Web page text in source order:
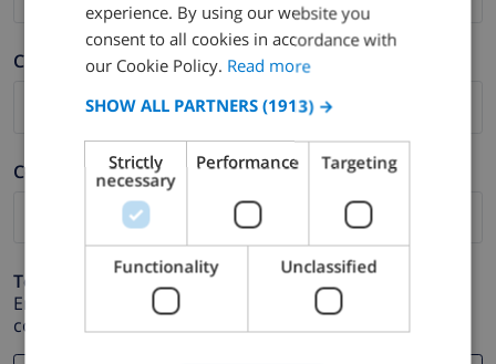
Cognom *
Correu electrònic *
Telèfon *
En cas que la direcció de correu electrònic no funcioni
correctament.
DUTCH
CATALAN
ITALIAN
DANISH
NORWEGIAN
experience. By using our website you
consent to all cookies in accordance with
our Cookie Policy. Read more
SHOW ALL PARTNERS (1913) →
Strictly
necessary
Performance Targeting
Functionality Unclassified